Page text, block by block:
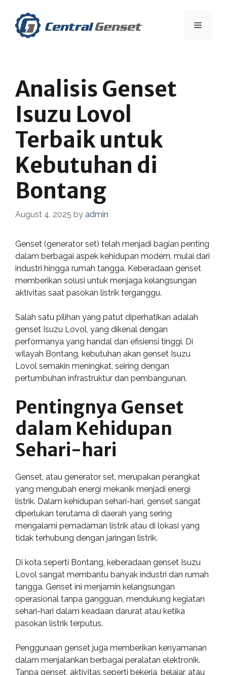
content
Menu
Analisis Genset
Isuzu Lovol
Terbaik untuk
Kebutuhan di
Bontang
August 4, 2025 by admin
Genset (generator set) telah menjadi bagian penting
dalam berbagai aspek kehidupan modern, mulai dari
industri hingga rumah tangga. Keberadaan genset
memberikan solusi untuk menjaga kelangsungan
aktivitas saat pasokan listrik terganggu.
Salah satu pilihan yang patut diperhatikan adalah
genset Isuzu Lovol, yang dikenal dengan
performanya yang handal dan efisiensi tinggi. Di
wilayah Bontang, kebutuhan akan genset Isuzu
Lovol semakin meningkat, seiring dengan
pertumbuhan infrastruktur dan pembangunan.
Pentingnya Genset
dalam Kehidupan
Sehari-hari
Genset, atau generator set, merupakan perangkat
yang mengubah energi mekanik menjadi energi
listrik. Dalam kehidupan sehari-hari, genset sangat
diperlukan terutama di daerah yang sering
mengalami pemadaman listrik atau di lokasi yang
tidak terhubung dengan jaringan listrik.
Di kota seperti Bontang, keberadaan genset Isuzu
Lovol sangat membantu banyak industri dan rumah
tangga. Genset ini menjamin kelangsungan
operasional tanpa gangguan, mendukung kegiatan
sehari-hari dalam keadaan darurat atau ketika
pasokan listrik terputus.
Penggunaan genset juga memberikan kenyamanan
dalam menjalankan berbagai peralatan elektronik.
Tanpa genset, aktivitas seperti bekerja, belajar, atau